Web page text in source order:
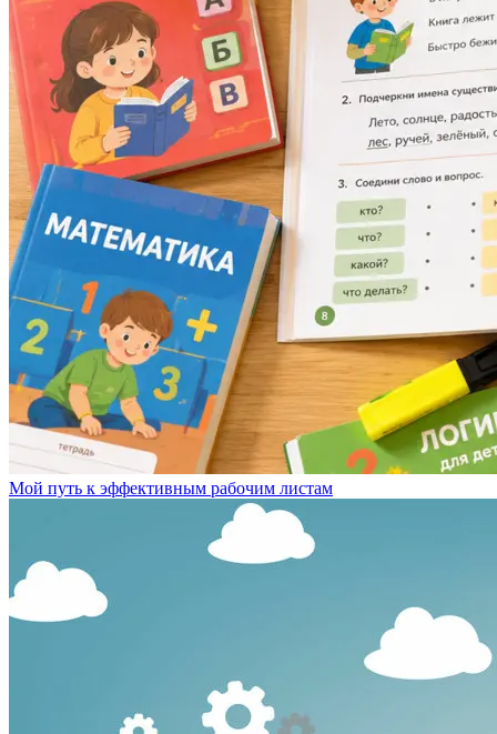
Мой путь к эффективным рабочим листам